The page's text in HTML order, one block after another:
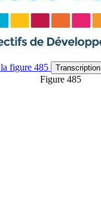
la figure 485 Transcription
Figure 485